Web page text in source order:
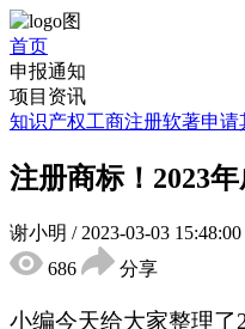
首页
申报通知
项目资讯
知识产权工商注册软著申请
注册商标！2023
谢小明 / 2023-03-03 15:48:00
686
分享
小编今天给大家整理